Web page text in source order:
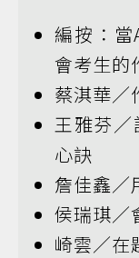
編按：
會考生的
蔡淇華／
王雅芬
心訣
詹佳鑫／
侯瑞琪／
崎雲／在